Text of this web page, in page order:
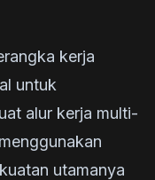
kerja
untuk
alur kerja multi-
utamanya